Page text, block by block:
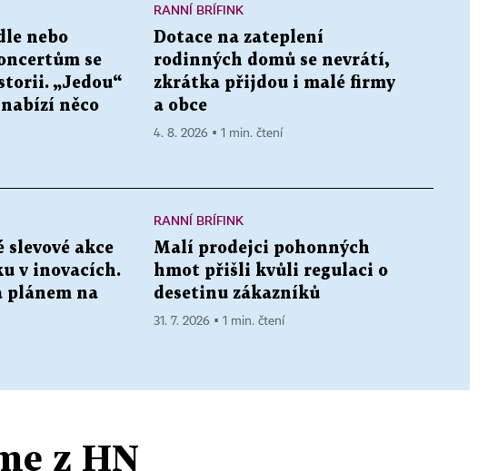
nebo
se
„Jedou“
něco
RANNÍ BRÍFINK
Dotace na zateplení
rodinných domů se nevrátí,
zkrátka přijdou i malé firmy
a obce
4. 8. 2026 ▪ 1 min. čtení
slevové akce
v inovacích.
plánem na
RANNÍ BRÍFINK
Malí prodejci pohonných
hmot přišli kvůli regulaci o
desetinu zákazníků
31. 7. 2026 ▪ 1 min. čtení
z HN